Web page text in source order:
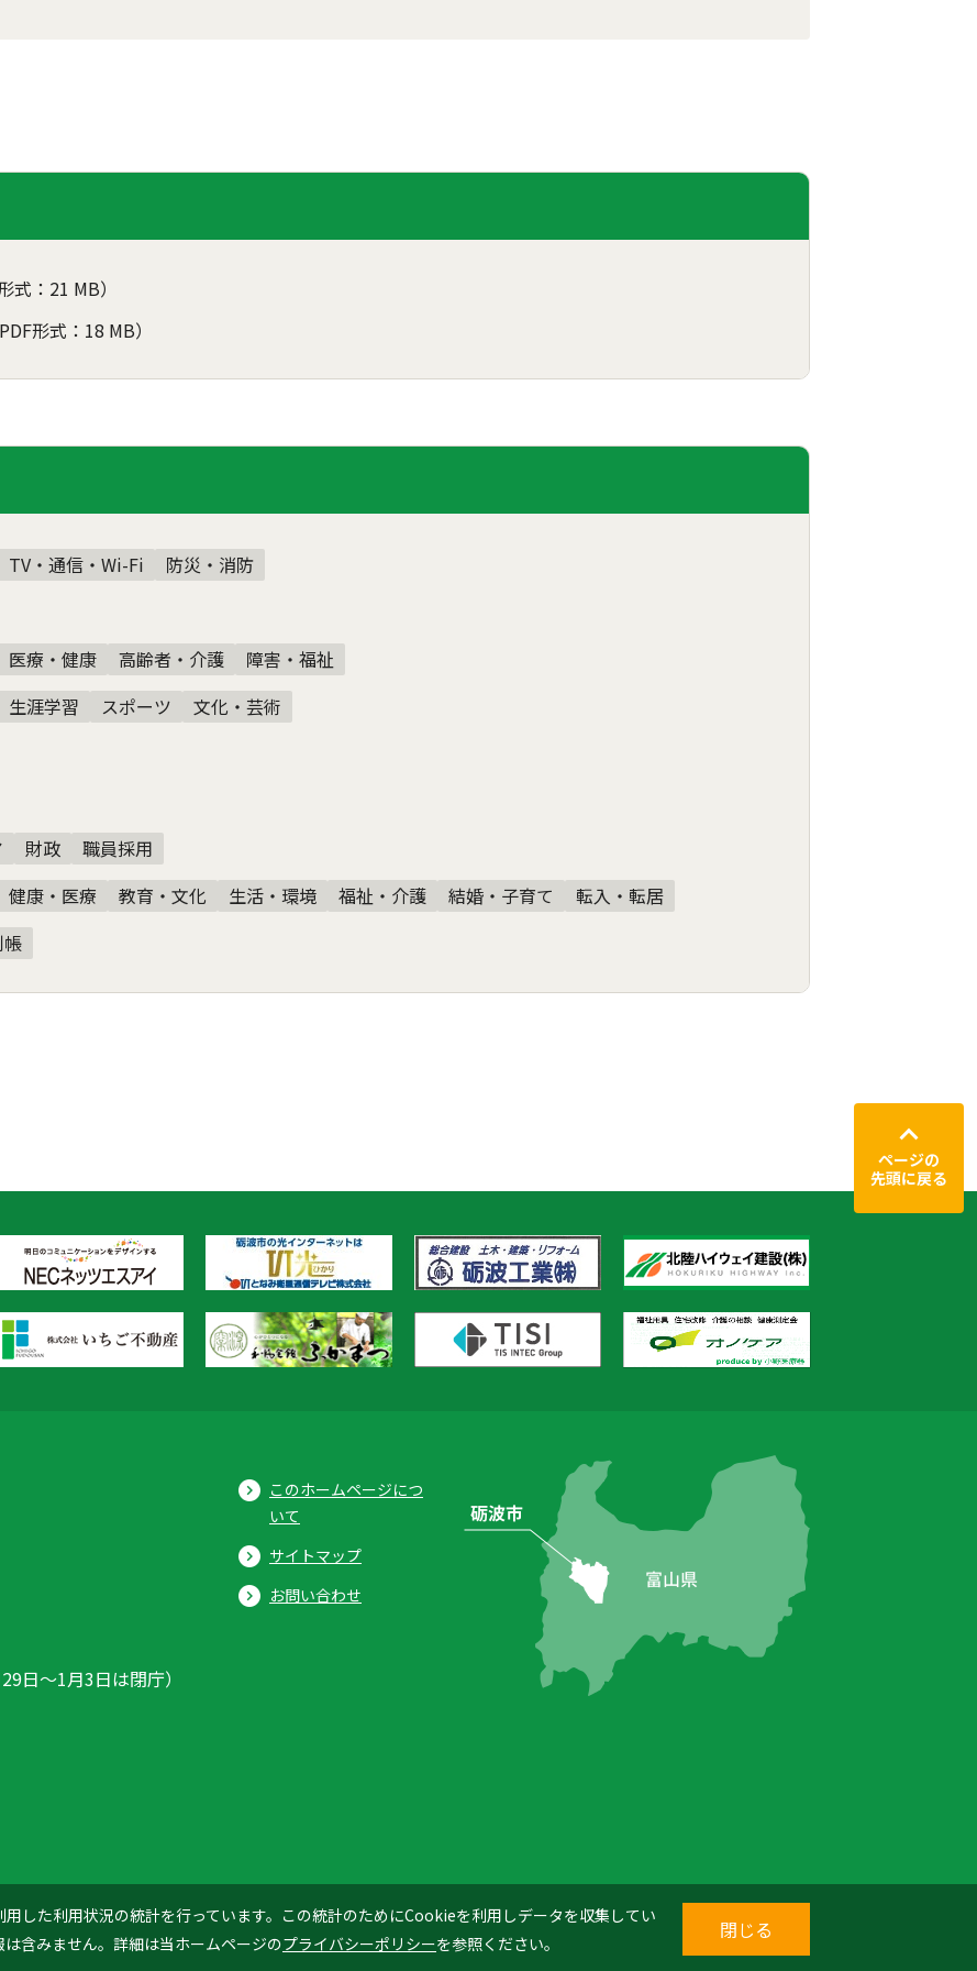
式：21 MB）
PDF形式：18 MB）
TV・通信・Wi-Fi 防災・消防
医療・健康 高齢者・介護 障害・福祉
生涯学習 スポーツ 文化・芸術
財政 職員採用
健康・医療 教育・文化 生活・環境 福祉・介護 結婚・子育て 転入・転居
帳
した利用状況の統計を行っています。この統計のためにCookieを利用しデータを収集してい
含みません。詳細は当ホームページのプライバシーポリシーを参照ください。
閉じる
ページの
先頭に戻る
日〜1月3日は閉庁）
このホームページにつ
いて
サイトマップ
お問い合わせ
© 2026 Tonami City